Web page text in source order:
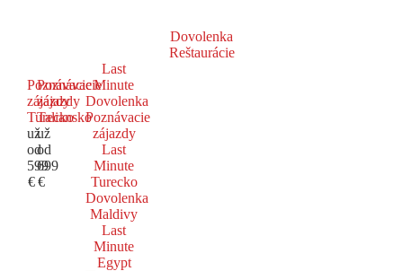
Dovolenka
Reštaurácie
Poznávacie
zájazdy
Turecko
už
od
599
€
Poznávacie
zájazdy
Taliansko
už
od
699
€
Last
Minute
Dovolenka
Poznávacie
zájazdy
Last
Minute
Turecko
Dovolenka
Maldivy
Last
Minute
Egypt